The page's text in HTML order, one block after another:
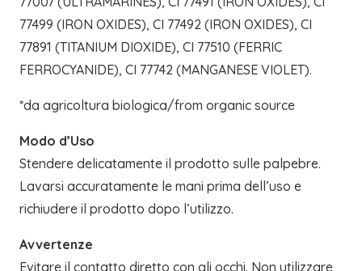
77499 (IRON OXIDES), CI 77492 (IRON OXIDES), CI
77891 (TITANIUM DIOXIDE), CI 77510 (FERRIC
FERROCYANIDE), CI 77742 (MANGANESE VIOLET).
*da agricoltura biologica/from organic source
Modo d’Uso
Stendere delicatamente il prodotto sulle palpebre.
Lavarsi accuratamente le mani prima dell’uso e
richiudere il prodotto dopo l’utilizzo.
Avvertenze
Evitare il contatto diretto con gli occhi. Non utilizzare